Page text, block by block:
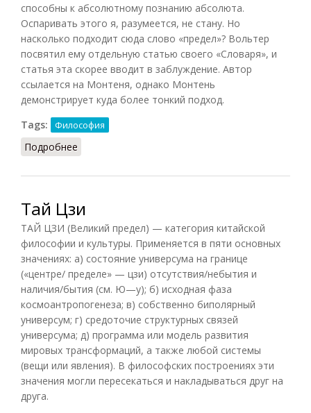
способны к абсолютному познанию абсолюта.
Оспаривать этого я, разумеется, не стану. Но
насколько подходит сюда слово «предел»? Вольтер
посвятил ему отдельную статью своего «Словаря», и
статья эта скорее вводит в заблуждение. Автор
ссылается на Монтеня, однако Монтень
демонстрирует куда более тонкий подход.
Tags:
Философия
Подробнее
Тай Цзи
ТАЙ ЦЗИ (Великий предел) — категория китайской
философии и культуры. Применяется в пяти основных
значениях: а) состояние универсума на границе
(«центре/ пределе» — цзи) отсутствия/небытия и
наличия/бытия (см. Ю—у); б) исходная фаза
космоантропогенеза; в) собственно биполярный
универсум; г) средоточие структурных связей
универсума; д) программа или модель развития
мировых трансформаций, а также любой системы
(вещи или явления). В философских построениях эти
значения могли пересекаться и накладываться друг на
друга.